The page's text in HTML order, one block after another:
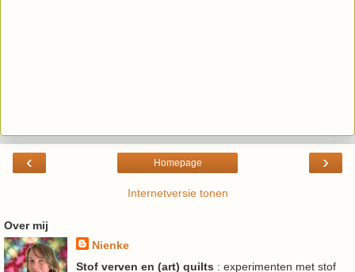
‹ ›
Homepage
Internetversie tonen
Over mij
Nienke
Stof verven en (art) quilts : experimenten met stof